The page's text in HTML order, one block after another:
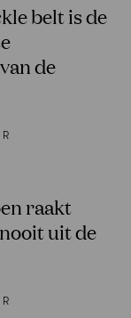
belt is de
de
raakt
uit de